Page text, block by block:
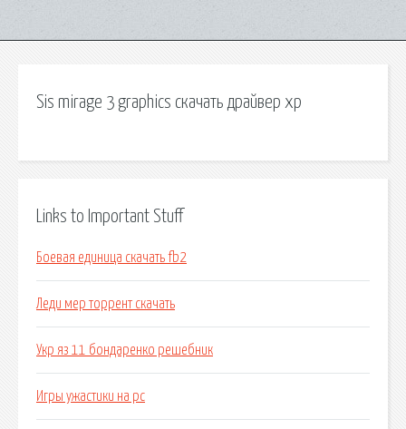
Sis mirage 3 graphics скачать драйвер xp
Links to Important Stuff
Боевая единица скачать fb2
Леди мер торрент скачать
Укр яз 11 бондаренко решебник
Игры ужастики на pc